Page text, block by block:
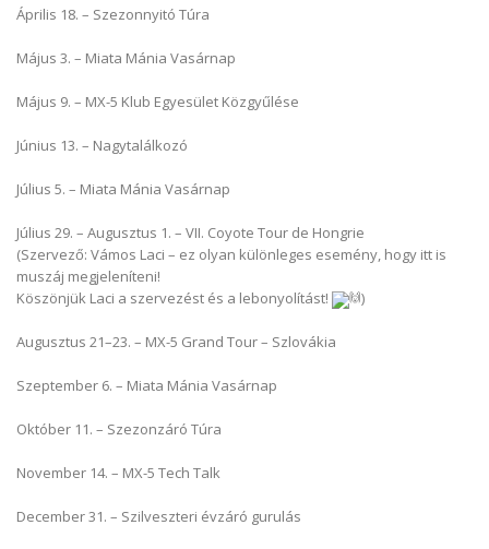
Április 18. – Szezonnyitó Túra
Május 3. – Miata Mánia Vasárnap
Május 9. – MX-5 Klub Egyesület Közgyűlése
Június 13. – Nagytalálkozó
Július 5. – Miata Mánia Vasárnap
Július 29. – Augusztus 1. – VII. Coyote Tour de Hongrie
(Szervező: Vámos Laci – ez olyan különleges esemény, hogy itt is
muszáj megjeleníteni!
Köszönjük Laci a szervezést és a lebonyolítást!
)
Augusztus 21–23. – MX-5 Grand Tour – Szlovákia
Szeptember 6. – Miata Mánia Vasárnap
Október 11. – Szezonzáró Túra
November 14. – MX-5 Tech Talk
December 31. – Szilveszteri évzáró gurulás